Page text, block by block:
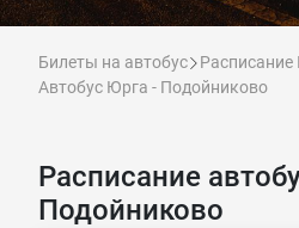
Билеты на автобус
Расписание
Автобус Юрга - Подойниково
Расписание
Подойниково